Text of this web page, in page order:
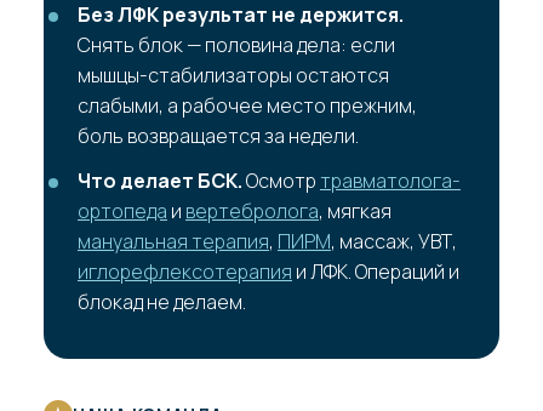
Без ЛФК результат не держится.
Снять блок — половина дела: если
мышцы-стабилизаторы остаются
слабыми, а рабочее место прежним,
боль возвращается за недели.
Что делает БСК.Осмотр травматолога-
ортопеда и вертебролога, мягкая
мануальная терапия, ПИРМ, массаж, УВТ,
иглорефлексотерапия и ЛФК. Операций и
блокад не делаем.